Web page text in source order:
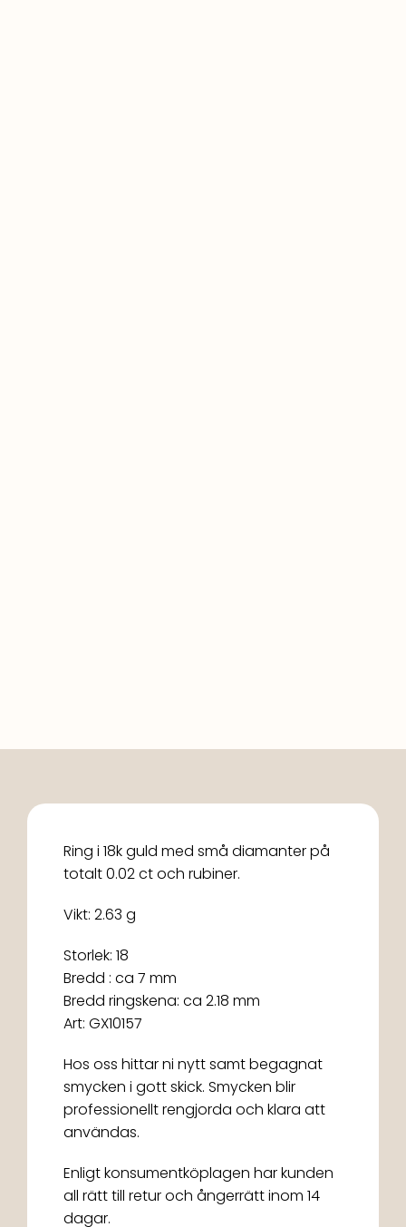
Ring i 18k guld med små diamanter på
totalt 0.02 ct och rubiner.
Vikt: 2.63 g
Storlek: 18
Bredd : ca 7 mm
Bredd ringskena: ca 2.18 mm
Art: GX10157
Hos oss hittar ni nytt samt begagnat
smycken i gott skick. Smycken blir
professionellt rengjorda och klara att
användas.
Enligt konsumentköplagen har kunden
all rätt till retur och ångerrätt inom 14
dagar.